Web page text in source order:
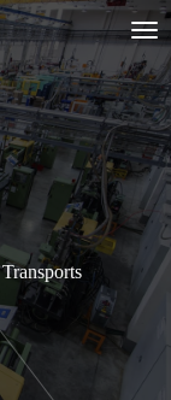
le
Transports